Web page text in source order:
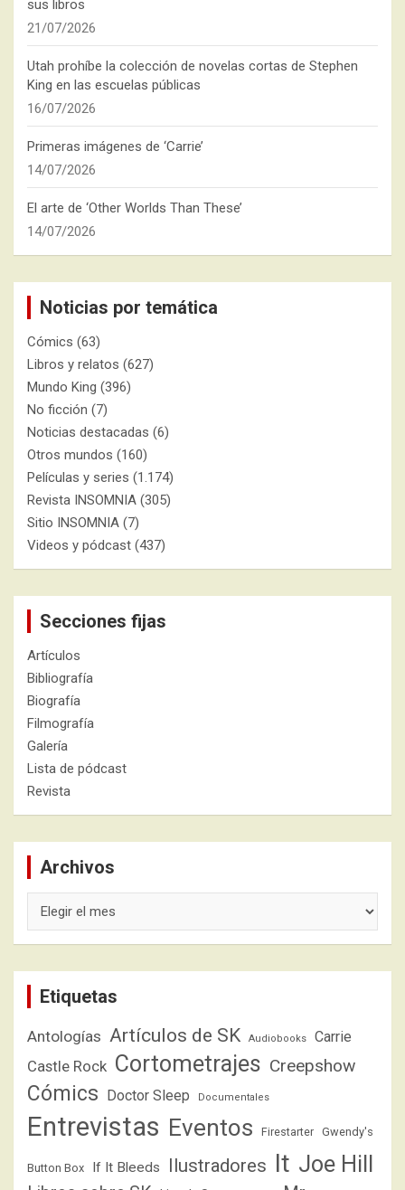
sus libros
21/07/2026
Utah prohíbe la colección de novelas cortas de Stephen
King en las escuelas públicas
16/07/2026
Primeras imágenes de ‘Carrie’
14/07/2026
El arte de ‘Other Worlds Than These’
14/07/2026
Noticias por temática
Cómics (63)
Libros y relatos (627)
Mundo King (396)
No ficción (7)
Noticias destacadas (6)
Otros mundos (160)
Películas y series (1.174)
Revista INSOMNIA (305)
Sitio INSOMNIA (7)
Videos y pódcast (437)
Secciones fijas
Artículos
Bibliografía
Biografía
Filmografía
Galería
Lista de pódcast
Revista
Archivos
Etiquetas
Antologías Artículos de SK Audiobooks Carrie
Castle Rock Cortometrajes Creepshow
Cómics Doctor Sleep Documentales
Entrevistas Eventos Firestarter Gwendy's
Button Box If It Bleeds Ilustradores It Joe Hill